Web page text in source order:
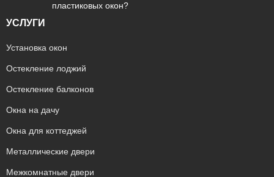
пластиковых окон?
УСЛУГИ
Установка окон
Остекление лоджий
Остекление балконов
Окна на дачу
Окна для коттеджей
Металлические двери
Межкомнатные двери